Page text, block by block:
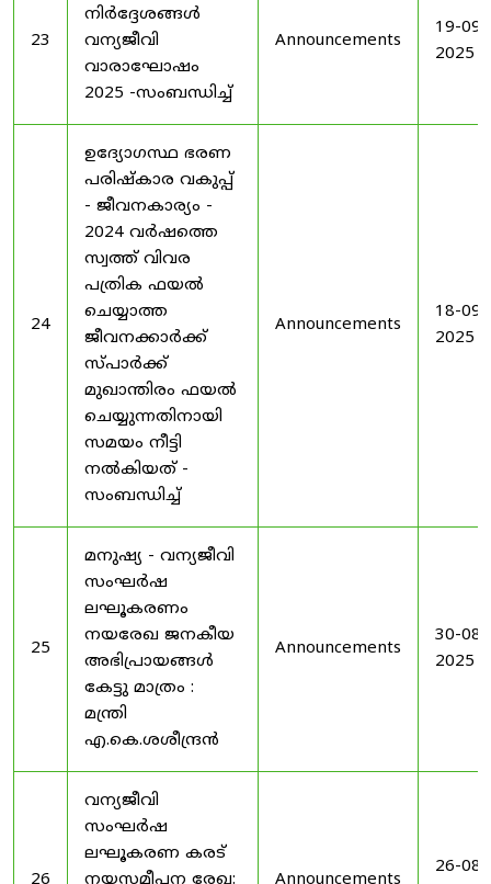
23
നിർദ്ദേശങ്ങൾ
വന്യജീവി
വാരാഘോഷം
2025 -സംബന്ധിച്ച്
Announcements
19-09-
2025
24
ഉദ്യോഗസ്ഥ ഭരണ
പരിഷ്കാര വകുപ്പ്
- ജീവനകാര്യം -
2024 വർഷത്തെ
സ്വത്ത് വിവര
പത്രിക ഫയൽ
ചെയ്യാത്ത
ജീവനക്കാർക്ക്
സ്പാർക്ക്
മുഖാന്തിരം ഫയൽ
ചെയ്യുന്നതിനായി
സമയം നീട്ടി
നൽകിയത് -
സംബന്ധിച്ച്
Announcements
18-09-
2025
25
മനുഷ്യ - വന്യജീവി
സംഘർഷ
ലഘൂകരണം
നയരേഖ ജനകീയ
അഭിപ്രായങ്ങൾ
കേട്ടു മാത്രം :
മന്ത്രി
എ.കെ.ശശീന്ദ്രൻ
Announcements
30-08-
2025
വന്യജീവി
സംഘർഷ
ലഘൂകരണ കരട്
26-08-